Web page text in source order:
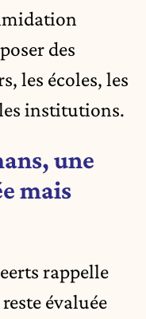
des
les écoles, les
institutions.
une
mais
rappelle
évaluée